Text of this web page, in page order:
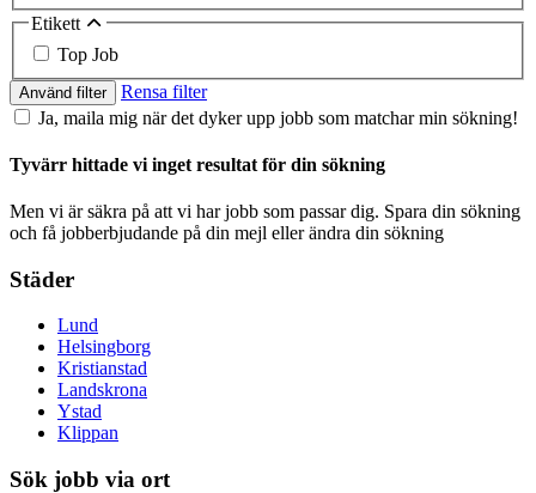
Etikett
Top Job
Använd filter
Rensa filter
Ja, maila mig när det dyker upp jobb som matchar min sökning!
Tyvärr hittade vi inget resultat för din sökning
Men vi är säkra på att vi har jobb som passar dig. Spara din sökning
och få jobberbjudande på din mejl eller ändra din sökning
Städer
Lund
Helsingborg
Kristianstad
Landskrona
Ystad
Klippan
Sök jobb via ort